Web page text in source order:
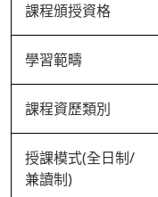
課程頒授資格
學習範疇
課程資歷類別
授課模式(全日制/
兼讀制)